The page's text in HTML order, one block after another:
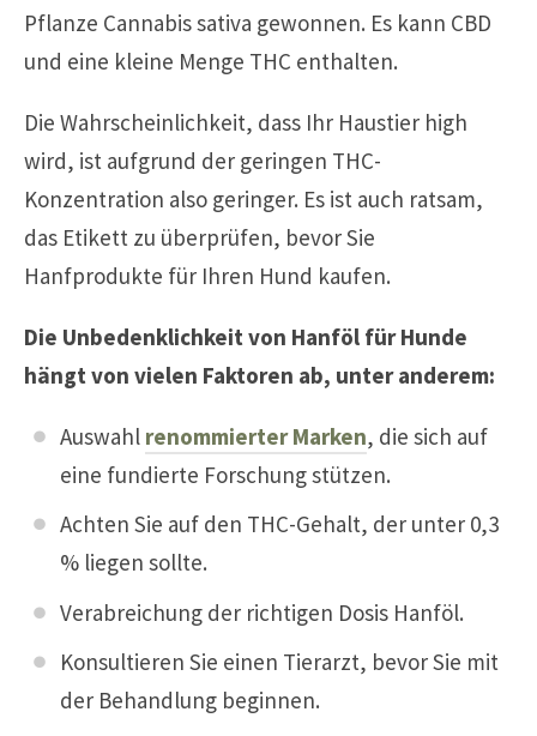
Pflanze Cannabis sativa gewonnen. Es kann CBD
und eine kleine Menge THC enthalten.
Die Wahrscheinlichkeit, dass Ihr Haustier high
wird, ist aufgrund der geringen THC-
Konzentration also geringer. Es ist auch ratsam,
das Etikett zu überprüfen, bevor Sie
Hanfprodukte für Ihren Hund kaufen.
Die Unbedenklichkeit von Hanföl für Hunde
hängt von vielen Faktoren ab, unter anderem:
Auswahl renommierter Marken, die sich auf
eine fundierte Forschung stützen.
Achten Sie auf den THC-Gehalt, der unter 0,3
% liegen sollte.
Verabreichung der richtigen Dosis Hanföl.
Konsultieren Sie einen Tierarzt, bevor Sie mit
der Behandlung beginnen.